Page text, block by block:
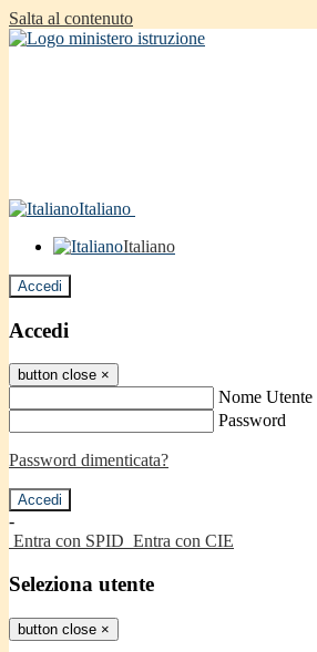
Salta al contenuto
Italiano
Italiano
Accedi
Accedi
button close ×
Nome Utente
Password
Password dimenticata?
-
Entra con SPID Entra con CIE
Seleziona utente
button close ×